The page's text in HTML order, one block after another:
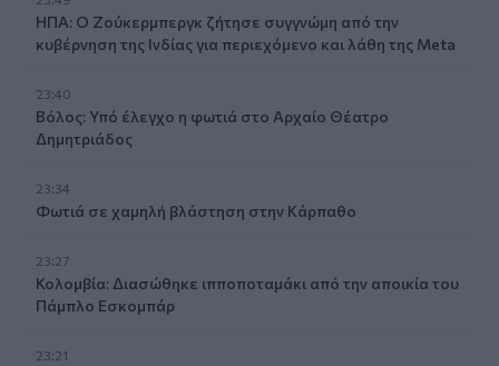
ΗΠΑ: Ο Ζούκερμπεργκ ζήτησε συγγνώμη από την
κυβέρνηση της Ινδίας για περιεχόμενο και λάθη της Meta
23:40
Βόλος: Υπό έλεγχο η φωτιά στο Αρχαίο Θέατρο
Δημητριάδος
23:34
Φωτιά σε χαμηλή βλάστηση στην Κάρπαθο
23:27
Κολομβία: Διασώθηκε ιπποποταμάκι από την αποικία του
Πάμπλο Εσκομπάρ
23:21